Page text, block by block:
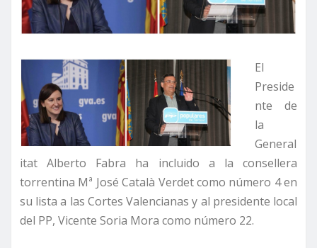
El
Preside
nte de
la
General
itat Alberto Fabra ha incluido a la consellera
torrentina Mª José Català Verdet como número 4 en
su lista a las Cortes Valencianas y al presidente local
del PP, Vicente Soria Mora como número 22.